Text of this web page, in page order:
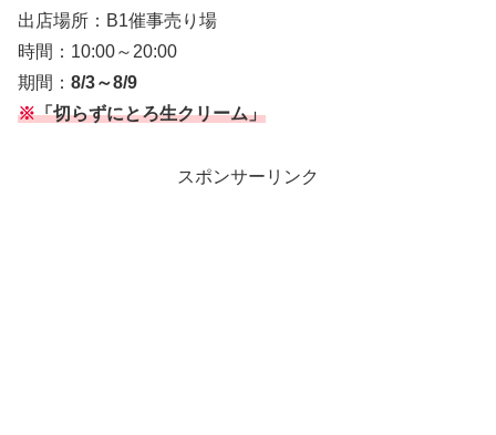
出店場所：B1催事売り場
時間：10:00～20:00
期間： 8/3～8/9
※「切らずにとろ生クリーム」
スポンサーリンク